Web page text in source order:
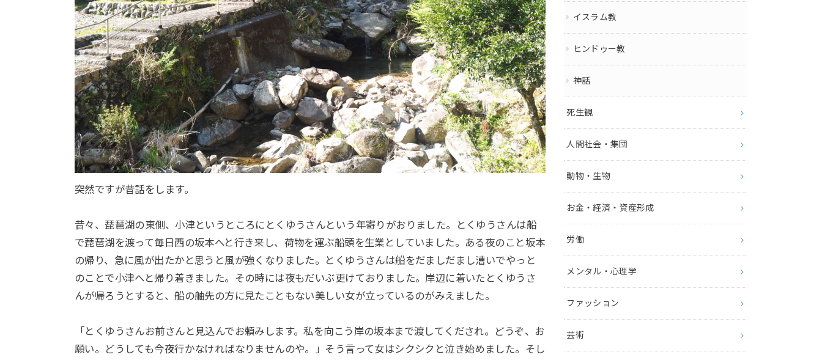
突然ですが昔話をします。
昔々、琵琶湖の東側、小津というところにとくゆうさんという年寄りがおりました。とくゆうさんは船
で琵琶湖を渡って毎日西の坂本へと行き来し、荷物を運ぶ船頭を生業としていました。ある夜のこと坂本
の帰り、急に風が出たかと思うと風が強くなりました。とくゆうさんは船をだましだまし漕いでやっと
のことで小津へと帰り着きました。その時には夜もだいぶ更けておりました。岸辺に着いたとくゆうさ
んが帰ろうとすると、船の舳先の方に見たこともない美しい女が立っているのがみえました。
「とくゆうさんお前さんと見込んでお頼みします。私を向こう岸の坂本まで渡してくだされ。どうぞ、お
願い。どうしても今夜行かなければなりませんのや。」そう言って女はシクシクと泣き始めました。そし
イスラム教
ヒンドゥー教
神話
死生観
人間社会・集団
動物・生物
お金・経済・資産形成
労働
メンタル・心理学
ファッション
芸術